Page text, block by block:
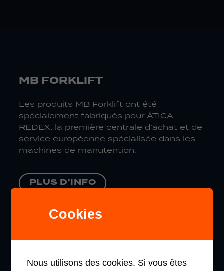
MB FORKLIFT
Les produits MB Forklift ont été
spécialement fabriqués pour ÁTICA
REDEX, la première centrale d’achat et de
service européenne spécialisée dans les
machines de manutention.
PLUS D'INFO
PRODUITS PHARES
Cookies
Nous utilisons des cookies. Si vous êtes